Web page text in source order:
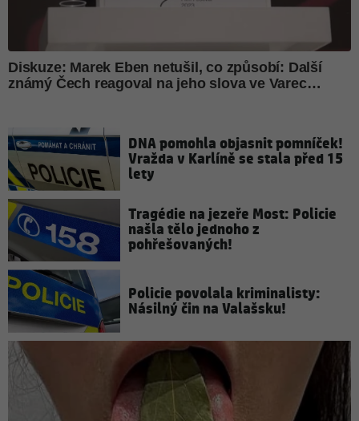
DNA pomohla objasnit pomníček!
Vražda v Karlíně se stala před 15
lety
Tragédie na jezeře Most: Policie
našla tělo jednoho z
pohřešovaných!
Policie povolala kriminalisty:
Násilný čin na Valašsku!